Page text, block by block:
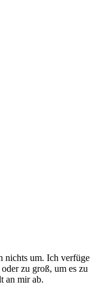
nichts um. Ich verfüge
zu groß, um es zu
an mir ab.